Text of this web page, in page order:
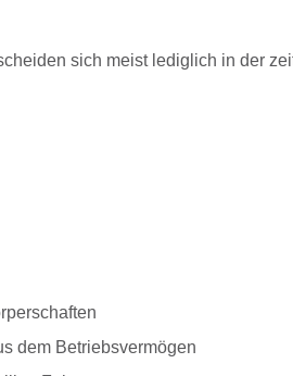
sich meist lediglich in der
dem Betriebsvermögen